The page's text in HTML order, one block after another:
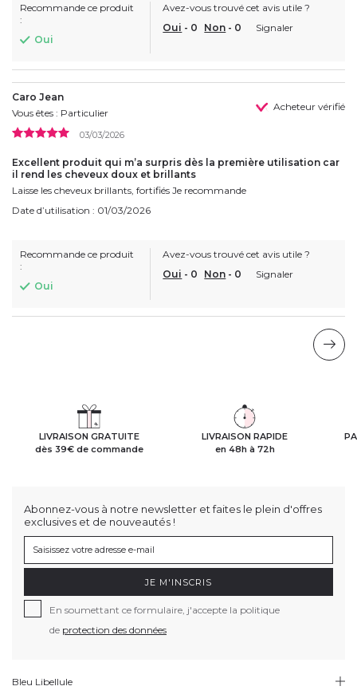
Recommande ce produit
:
Oui
Avez-vous trouvé cet avis utile ?
Oui - 0 Non - 0 Signaler
Caro Jean
Vous êtes : Particulier
Acheteur vérifié
03/03/2026
Excellent produit qui m’a surpris dès la première utilisation car
il rend les cheveux doux et brillants
Laisse les cheveux brillants, fortifiés Je recommande
Date d’utilisation : 01/03/2026
Recommande ce produit
:
Oui
Avez-vous trouvé cet avis utile ?
Oui - 0 Non - 0 Signaler
LIVRAISON GRATUITE
dès 39€ de commande
LIVRAISON RAPIDE
en 48h à 72h
Abonnez-vous à notre newsletter et faites le plein d'offres
exclusives et de nouveautés !
JE M'INSCRIS
En soumettant ce formulaire, j'accepte la politique
de protection des données
Bleu Libellule